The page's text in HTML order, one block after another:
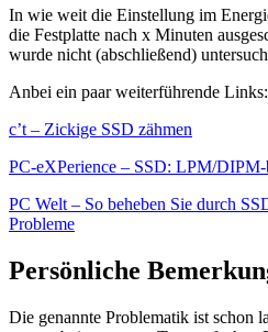
In wie weit die Einstellung im
die Festplatte nach x Minuten
wurde nicht (abschließend)
Anbei ein paar weiterführende Links:
c’t – Zickige SSD zähmen
PC-eXPerience – SSD: LPM/DIPM-
PC Welt – So beheben Sie durch
Probleme
Persönliche
Die genannte Problematik ist schon